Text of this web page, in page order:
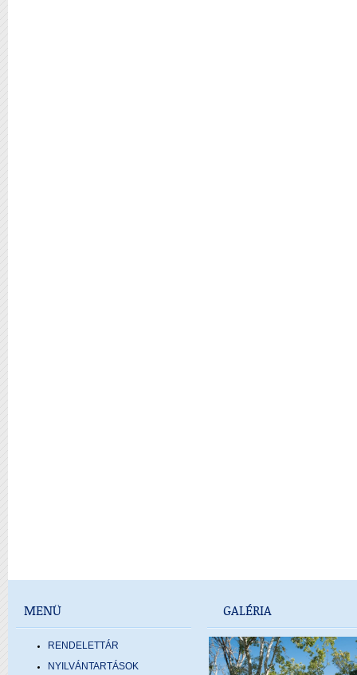
MENÜ
RENDELETTÁR
NYILVÁNTARTÁSOK
GALÉRIA